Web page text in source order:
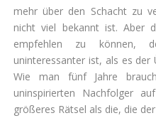
mehr über den Schacht zu
nicht viel bekannt ist. Aber
empfehlen zu können,
uninteressanter ist, als es der
Wie man fünf Jahre
uninspirierten Nachfolger
größeres Rätsel als die, die